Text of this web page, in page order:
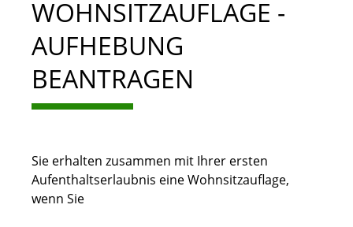
WOHNSITZAUFLAGE -
AUFHEBUNG
BEANTRAGEN
Sie erhalten zusammen mit Ihrer ersten
Aufenthaltserlaubnis eine Wohnsitzauflage,
wenn Sie